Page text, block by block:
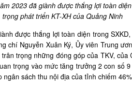
2023 đã giành được thắng lợi toàn
trọng phát triển KT-XH của Quảng Ninh
được thắng lợi toàn diện trong
chí Nguyễn Xuân Ký, Ủy viên Trung
trọng những đóng góp của TKV,
trọng vào mức tăng trưởng 2 con số
sách thu nội địa của tỉnh chiếm